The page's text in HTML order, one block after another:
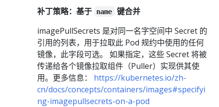
补丁策略：基于
name
键合并
imagePullSecrets 是对同一名字空间中 Secret 的
引用的列表，用于拉取此 Pod 规约中使用的任何
镜像，此字段可选。 如果指定，这些 Secret 将被
传递给各个镜像拉取组件（Puller）实现供其使
用。更多信息： https://kubernetes.io/zh-
cn/docs/concepts/containers/images#specifyi
ng-imagepullsecrets-on-a-pod